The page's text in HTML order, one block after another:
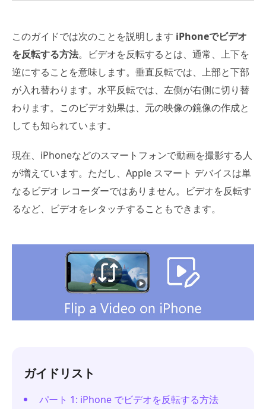
このガイドでは次のことを説明します iPhoneでビデオ
を反転する方法。ビデオを反転するとは、通常、上下を
逆にすることを意味します。垂直反転では、上部と下部
が入れ替わります。水平反転では、左側が右側に切り替
わります。このビデオ効果は、元の映像の鏡像の作成と
しても知られています。
現在、iPhoneなどのスマートフォンで動画を撮影する人
が増えています。ただし、Apple スマート デバイスは単
なるビデオ レコーダーではありません。ビデオを反転す
るなど、ビデオをレタッチすることもできます。
ガイドリスト
パート 1: iPhone でビデオを反転する方法